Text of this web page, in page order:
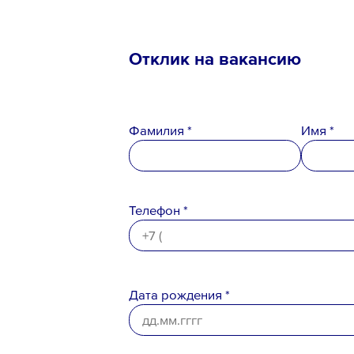
Отклик на вакансию
Фамилия * Имя *
Телефон *
Дата рождения *